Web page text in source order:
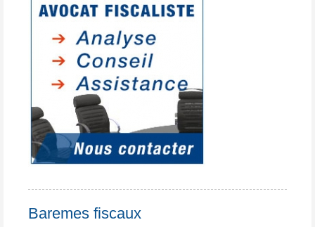
Baremes fiscaux